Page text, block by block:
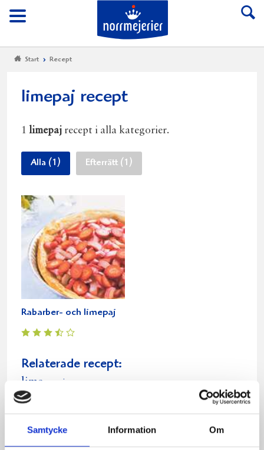
Samtycke Information Om
Meny
Till Norrmejerier
Start Recept
limepaj recept
1 limepaj recept i alla kategorier.
Alla (1) Efterrätt (1)
Rabarber- och limepaj
Relaterade recept:
lime paj
Dela
på
Facebook
Dela
på
Twitter
Dela
på
Pinterest
Dela
e-
Skriv
ut